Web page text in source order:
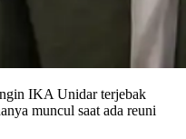
IKA Unidar terjebak
muncul saat ada reuni